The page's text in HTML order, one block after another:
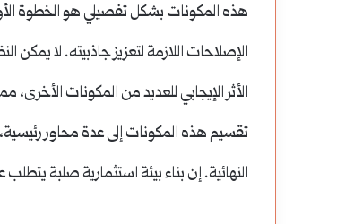
هذه المكونات بشكل تفصيلي هو الخطوة
الإصلاحات اللازمة لتعزيز جاذبيته. لا
الأثر الإيجابي للعديد من المكونات الأخرى،
تقسيم هذه المكونات إلى عدة محاور
النهائية. إن بناء بيئة استثمارية صلبة